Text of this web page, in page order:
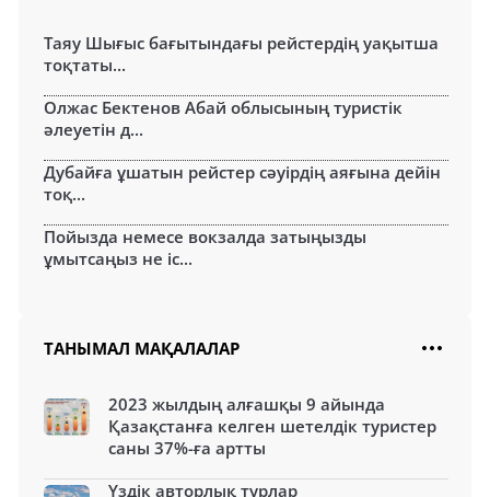
Таяу Шығыс бағытындағы рейстердің уақытша
тоқтаты...
Олжас Бектенов Абай облысының туристік
әлеуетін д...
Дубайға ұшатын рейстер сәуірдің аяғына дейін
тоқ...
Пойызда немесе вокзалда затыңызды
ұмытсаңыз не іс...
ТАНЫМАЛ МАҚАЛАЛАР
2023 жылдың алғашқы 9 айында
Қазақстанға келген шетелдік туристер
саны 37%-ға артты
Үздік авторлық турлар